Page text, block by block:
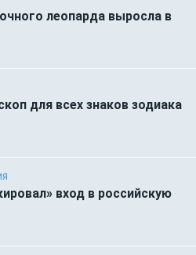
леопарда выросла в
для всех знаков зодиака
вход в российскую